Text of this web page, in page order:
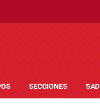
SECCIONES SAD